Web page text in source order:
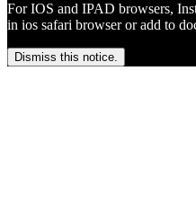
For IOS and IPAD browsers,
in ios safari browser or add to
Dismiss this notice.